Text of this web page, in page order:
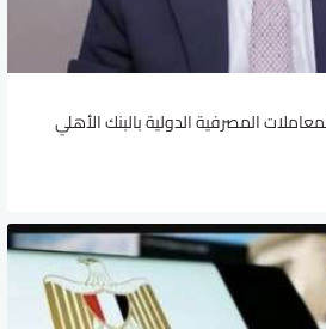
المصرفية الدولية بالبنك الأهلي